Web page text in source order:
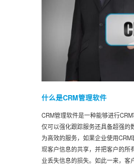
什么是CRM管理软件
CRM管理软件是一种能够进行
仅可以强化跟踪服务还具备超强的
为高效的服务，如果企业使用
现客户信息的共享，并把客户的所
业丢失信息的损失。如此一来，